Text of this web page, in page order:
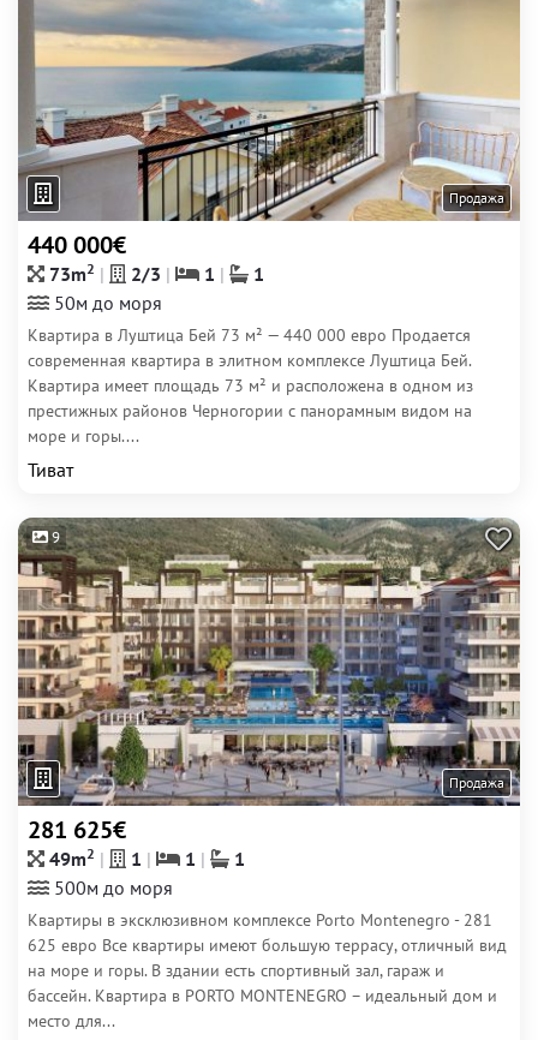
Продажа
440 000€
73m2 2/3 1
1
50м до моря
Квартира в Луштица Бей 73 м² — 440 000 евро Продается
современная квартира в элитном комплексе Луштица Бей.
Квартира имеет площадь 73 м² и расположена в одном из
престижных районов Черногории с панорамным видом на
море и горы....
Тиват
9
Продажа
281 625€
49m2 1 1
1
500м до моря
Квартиры в эксклюзивном комплексе Porto Montenegro - 281
625 евро Все квартиры имеют большую террасу, отличный вид
на море и горы. В здании есть спортивный зал, гараж и
бассейн. Квартира в PORTO MONTENEGRO – идеальный дом и
место для...